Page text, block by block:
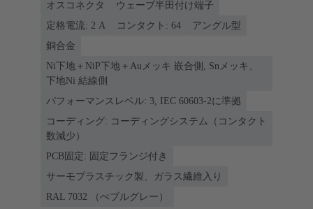
オスコネクタ
ウェーブ半田付け端子
定格電流: ‌2 A
コンタクト: 64
アングル型
銅合金
Ni下地＋NiP下地＋Auメッキ 嵌合側, Snメッキ、
下地Ni 結線側
パフォーマンスレベル: 3, IEC 60603-2に準拠
コーディング: コーディングシステム（コンタクト
数減少）
PCB固定: 固定フランジ付き
サーモプラスチック製、ガラス繊維入り
RAL 7032 （ぺブルグレー）